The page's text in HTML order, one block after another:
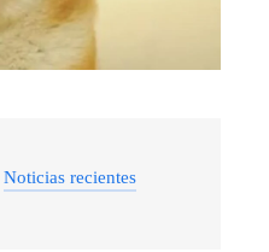
Noticias recientes